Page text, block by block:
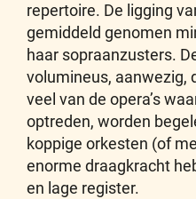
repertoire. De ligging
gemiddeld genomen
haar sopraanzusters.
volumineus, aanwezig,
veel van de opera’s
optreden, worden
koppige orkesten (of
enorme draagkracht
en lage register.